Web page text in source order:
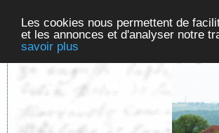
Les cookies nous permettent de
et les annonces et d'analyser notre
savoir plus